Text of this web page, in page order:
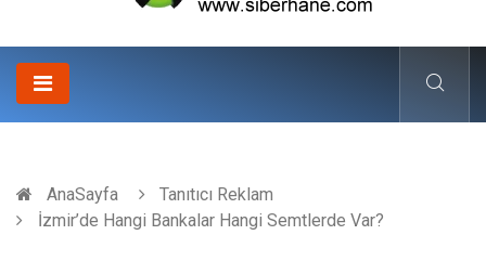
AnaSayfa
Tanıtıcı Reklam
İzmir’de Hangi Bankalar Hangi Semtlerde Var?